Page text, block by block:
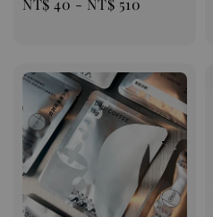
Regular
NT$ 40 - NT$ 510